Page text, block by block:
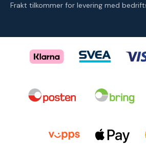
Frakt tilkommer for levering med